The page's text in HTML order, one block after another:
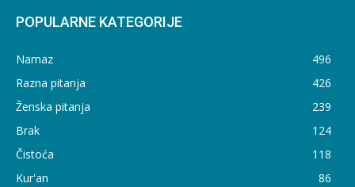
POPULARNE KATEGORIJE
Namaz
496
Razna pitanja
426
Ženska pitanja
239
Brak
124
Čistoća
118
Kur'an
86